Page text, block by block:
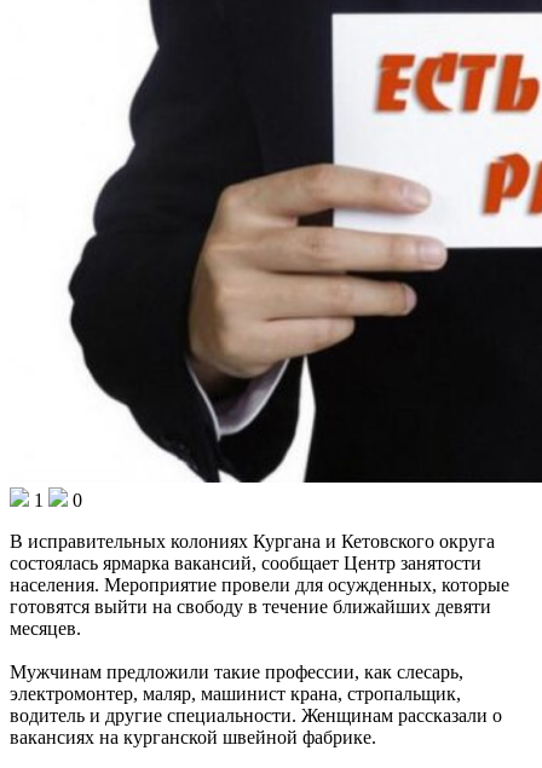
1
0
В исправительных колониях Кургана и Кетовского округа
состоялась ярмарка вакансий, сообщает Центр занятости
населения. Мероприятие провели для осужденных, которые
готовятся выйти на свободу в течение ближайших девяти
месяцев.
Мужчинам предложили такие профессии, как слесарь,
электромонтер, маляр, машинист крана, стропальщик,
водитель и другие специальности. Женщинам рассказали о
вакансиях на курганской швейной фабрике.